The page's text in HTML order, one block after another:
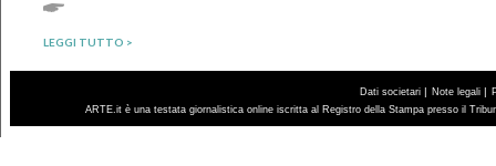
LEGGI TUTTO >
Dati societari | Note legali |
ARTE.it è una testata giornalistica online iscritta al Registro della Stampa presso il